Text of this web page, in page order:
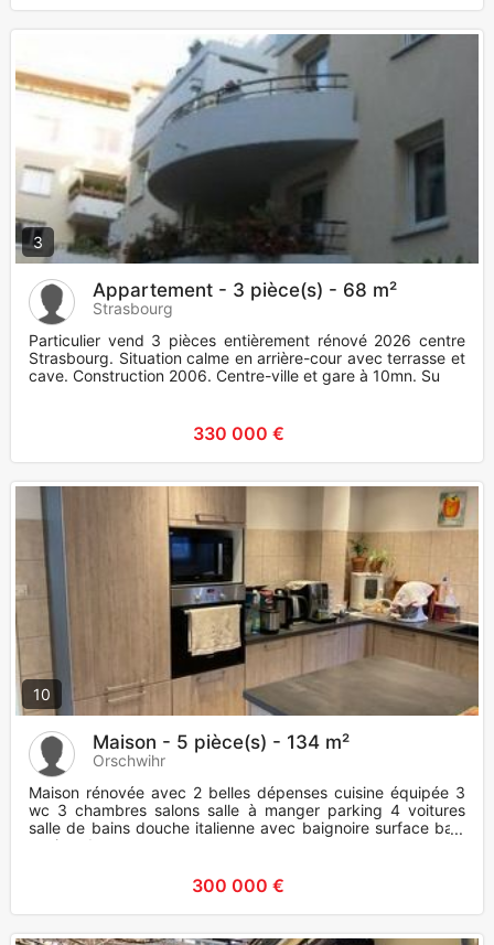
3
Appartement - 3 pièce(s) - 68 m²
Strasbourg
Particulier vend 3 pièces entièrement rénové 2026 centre
Strasbourg. Situation calme en arrière-cour avec terrasse et
cave. Construction 2006. Centre-ville et gare à 10mn. Su
330 000 €
10
Maison - 5 pièce(s) - 134 m²
Orschwihr
Maison rénovée avec 2 belles dépenses cuisine équipée 3
wc 3 chambres salons salle à manger parking 4 voitures
salle de bains douche italienne avec baignoire surface bain
environ 1
300 000 €